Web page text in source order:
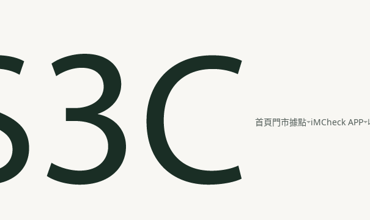
首頁門市據點 iMCheck APP